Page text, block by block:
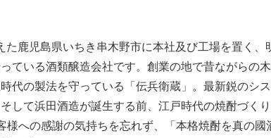
た鹿児島県いちき串木野市に本社及び工場を置く、
ている酒類醸造会社です。創業の地で昔ながらの
代の製法を守っている「伝兵衛蔵」。最新鋭のシ
して浜田酒造が誕生する前、江戸時代の焼酎づく
様への感謝の気持ちを忘れず、「本格焼酎を真の國